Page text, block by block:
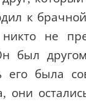
к
не
был
его была
они